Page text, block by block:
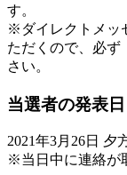
す。
※ダイレクトメッ
ただくので、必ず
さい。
当選者の発表日
2021年3月26日 夕
※当日中に連絡が